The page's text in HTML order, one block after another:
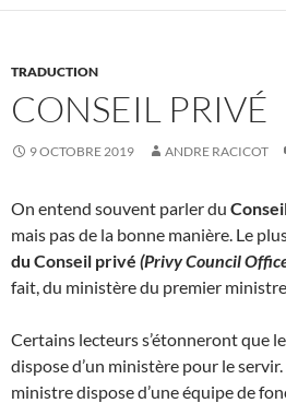
TRADUCTION
CONSEIL PRIVÉ
9 OCTOBRE 2019 ANDRE RACICOT
On entend souvent parler du
mais pas de la bonne manière. Le
du Conseil privé (Privy Council
fait, du ministère du premier
Certains lecteurs s’étonneront que
dispose d’un ministère pour le
ministre dispose d’une équipe de